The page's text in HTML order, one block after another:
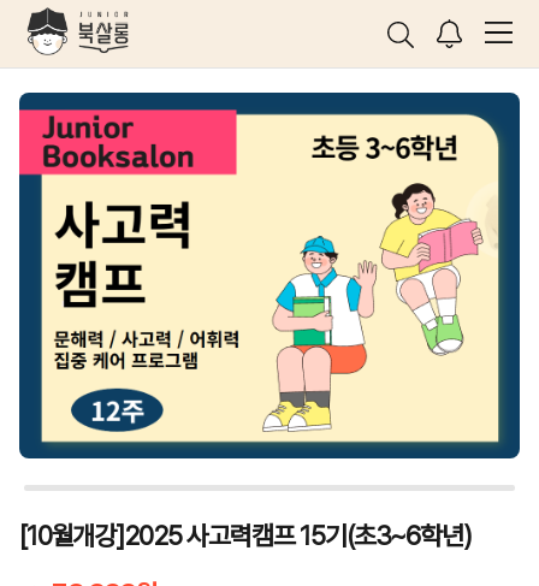
[10월개강]2025 사고력캠프 15기(초3~6학년)